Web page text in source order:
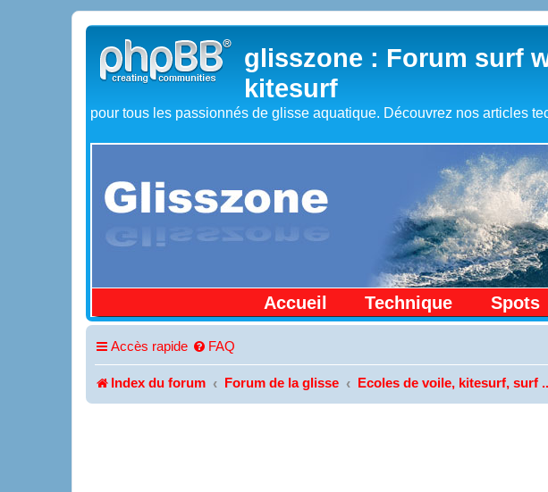
glisszone : Forum surf
kitesurf
pour tous les passionnés de glisse aquatique. Découvrez nos articles
Accueil Technique Spots
Accès rapide FAQ
Index du forum Forum de la glisse Ecoles de voile, kitesurf, surf